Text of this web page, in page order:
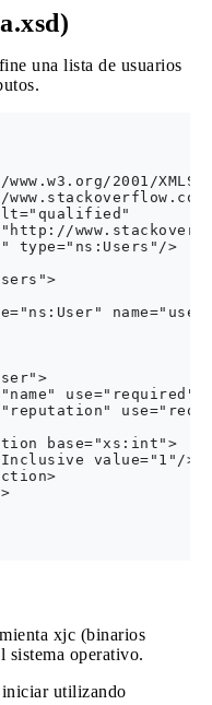
una lista de usuarios
www.w3.org/2001/
type="ns:Users"/>
use="required"
base="xs:int">
value="1"/>
xjc (binarios
sistema operativo.
iniciar utilizando